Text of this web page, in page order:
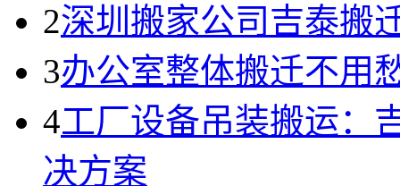
2深圳搬家公司吉泰搬
3办公室整体搬迁不用
4工厂设备吊装搬运：
决方案